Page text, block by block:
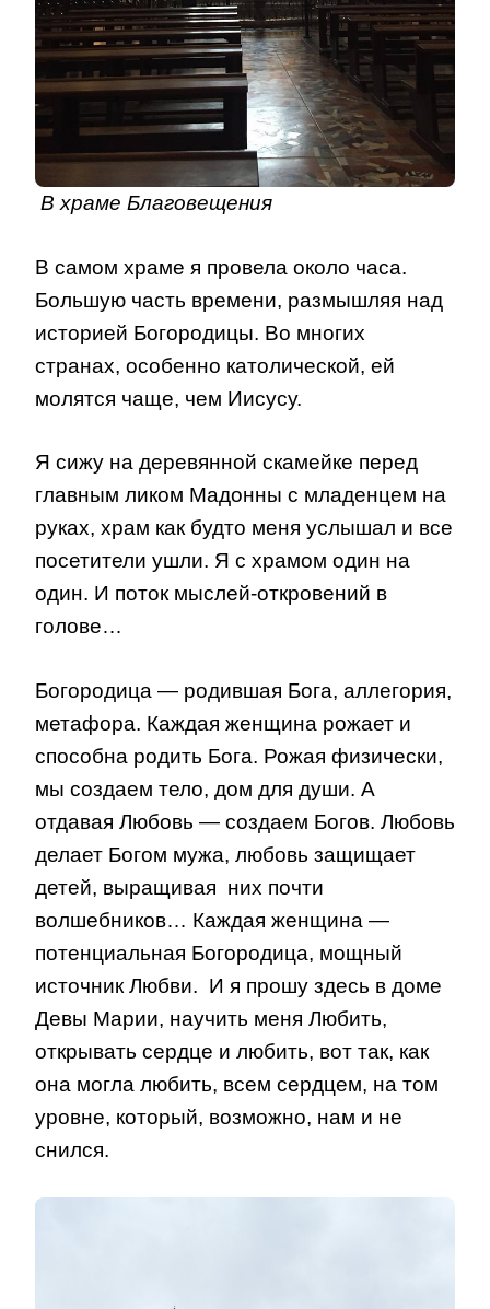
В храме Благовещения
В самом храме я провела около часа.
Большую часть времени, размышляя над
историей Богородицы. Во многих
странах, особенно католической, ей
молятся чаще, чем Иисусу.
Я сижу на деревянной скамейке перед
главным ликом Мадонны с младенцем на
руках, храм как будто меня услышал и все
посетители ушли. Я с храмом один на
один. И поток мыслей-откровений в
голове…
Богородица — родившая Бога, аллегория,
метафора. Каждая женщина рожает и
способна родить Бога. Рожая физически,
мы создаем тело, дом для души. А
отдавая Любовь — создаем Богов. Любовь
делает Богом мужа, любовь защищает
детей, выращивая них почти
волшебников… Каждая женщина —
потенциальная Богородица, мощный
источник Любви. И я прошу здесь в доме
Девы Марии, научить меня Любить,
открывать сердце и любить, вот так, как
она могла любить, всем сердцем, на том
уровне, который, возможно, нам и не
снился.